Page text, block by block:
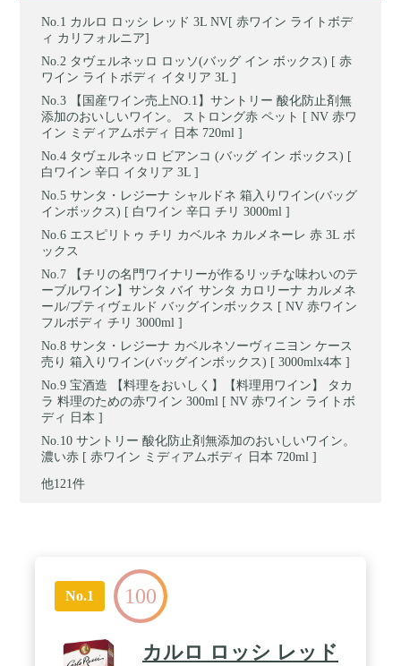
カルロ ロッシ レッド 3L NV[ 赤ワイン ライトボデ
ィ カリフォルニア]
タヴェルネッロ ロッソ(バッグ イン ボックス) [ 赤
ワイン ライトボディ イタリア 3L ]
【国産ワイン売上NO.1】サントリー 酸化防止剤無
添加のおいしいワイン。 ストロング赤 ペット [ NV 赤ワ
イン ミディアムボディ 日本 720ml ]
タヴェルネッロ ビアンコ (バッグ イン ボックス) [
白ワイン 辛口 イタリア 3L ]
サンタ・レジーナ シャルドネ 箱入りワイン(バッグ
インボックス) [ 白ワイン 辛口 チリ 3000ml ]
エスピリトゥ チリ カベルネ カルメネーレ 赤 3L ボ
ックス
【チリの名門ワイナリーが作るリッチな味わいのテ
ーブルワイン】サンタ バイ サンタ カロリーナ カルメネ
ール/プティヴェルド バッグインボックス [ NV 赤ワイン
フルボディ チリ 3000ml ]
サンタ・レジーナ カベルネソーヴィニヨン ケース
売り 箱入りワイン(バッグインボックス) [ 3000mlx4本 ]
宝酒造 【料理をおいしく】【料理用ワイン】 タカ
ラ 料理のための赤ワイン 300ml [ NV 赤ワイン ライトボ
ディ 日本 ]
サントリー 酸化防止剤無添加のおいしいワイン。
濃い赤 [ 赤ワイン ミディアムボディ 日本 720ml ]
他121件
No.1 100
カルロ ロッシ レッド